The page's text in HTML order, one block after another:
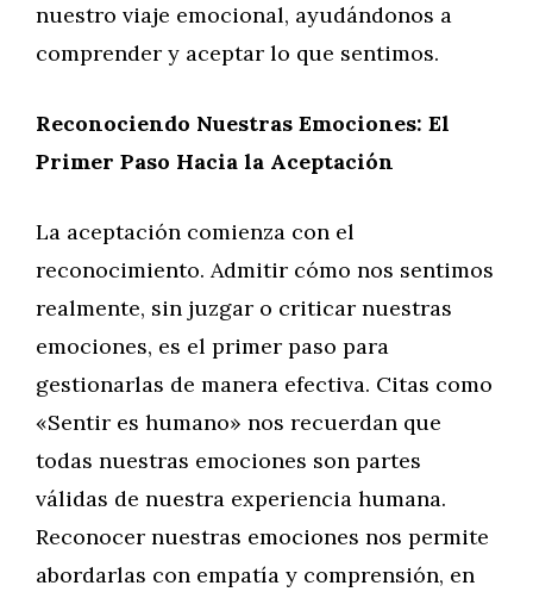
nuestro viaje emocional, ayudándonos a
comprender y aceptar lo que sentimos.
Reconociendo Nuestras Emociones: El
Primer Paso Hacia la Aceptación
La aceptación comienza con el
reconocimiento. Admitir cómo nos sentimos
realmente, sin juzgar o criticar nuestras
emociones, es el primer paso para
gestionarlas de manera efectiva. Citas como
«Sentir es humano» nos recuerdan que
todas nuestras emociones son partes
válidas de nuestra experiencia humana.
Reconocer nuestras emociones nos permite
abordarlas con empatía y comprensión, en